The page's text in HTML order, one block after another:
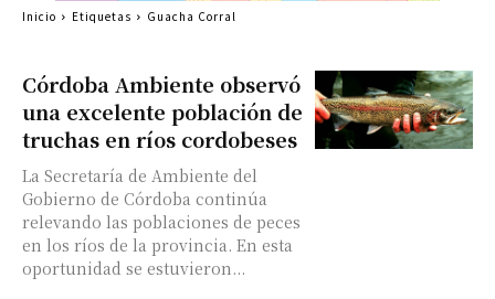
Córdoba Ambiente observó
una excelente población de
truchas en ríos cordobeses
La Secretaría de Ambiente del
Gobierno de Córdoba continúa
relevando las poblaciones de peces
en los ríos de la provincia. En esta
oportunidad se estuvieron...
Inicio Etiquetas Guacha Corral